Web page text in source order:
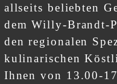
allseits beliebten
dem Willy-Brandt-
den regionalen
kulinarischen
Ihnen von 13.00-